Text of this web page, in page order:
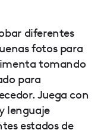
diferentes
fotos para
tomando
para
Juega con
lenguaje
estados de